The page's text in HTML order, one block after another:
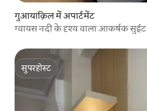
गुआयाक़िल में अपार्टमेंट
ग्वायस नदी के दृश्य वाला आकर्षक सुईट
सुपरहोस्ट
सुपरहोस्ट